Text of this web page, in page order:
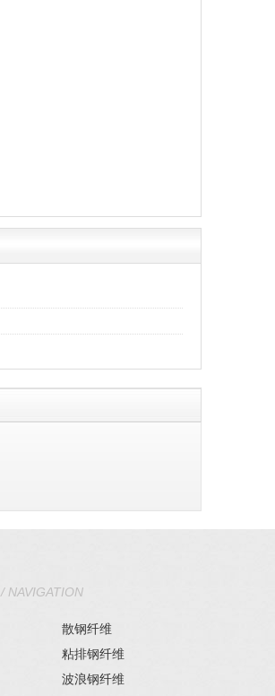
/ NAVIGATION
散钢纤维
粘排钢纤维
波浪钢纤维